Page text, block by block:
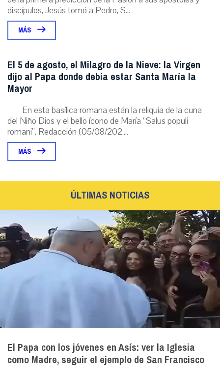
discípulos, Jesús tomó a Pedro, S...
MÁS
El 5 de agosto, el Milagro de la Nieve: la Virgen
dijo al Papa donde debía estar Santa María la
Mayor
En esta basílica romana están la reliquia de la cuna
del Niño Dios y el bello ícono de María “Salus populi
romani”. Redacción (05/08/202,...
MÁS
ÚLTIMAS NOTICIAS
El Papa con los jóvenes en Asís: ver la Iglesia
como Madre, seguir el ejemplo de San Francisco